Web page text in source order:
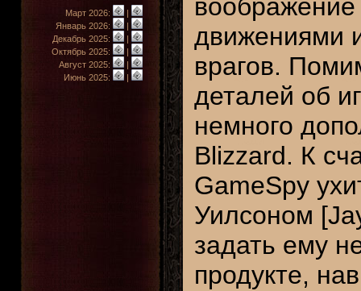
Март 2026:
|
Январь 2026:
|
Декабрь 2025:
|
Октябрь 2025:
|
Август 2025:
|
Июнь 2025:
|
движениями
врагов.
деталей об
немного
Blizzard. К
GameSpy
Уилсоном
задать ему
продукте,